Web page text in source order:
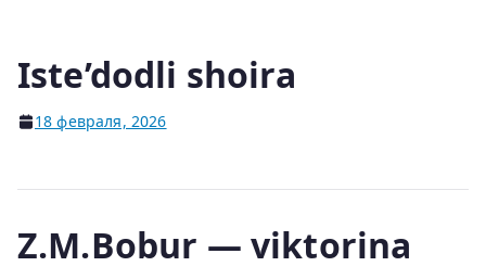
Iste’dodli shoira
18 февраля, 2026
Z.M.Bobur — viktorina